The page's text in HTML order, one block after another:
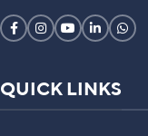
QUICK LINKS